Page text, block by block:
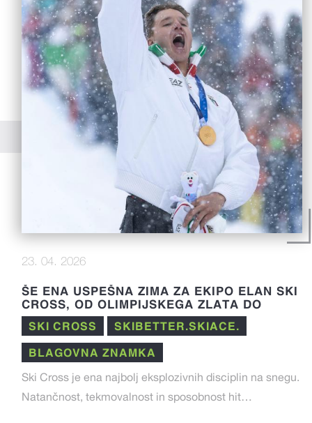
23. 04. 2026
ŠE ENA USPEŠNA ZIMA ZA EKIPO ELAN SKI
CROSS, OD OLIMPIJSKEGA ZLATA DO
IZJEMNIH REZULTATOV V FIS SEZONI 25/26
SKI CROSS SKIBETTER.SKIACE.
BLAGOVNA ZNAMKA
Ski Cross je ena najbolj eksplozivnih disciplin na snegu.
Natančnost, tekmovalnost in sposobnost hit…